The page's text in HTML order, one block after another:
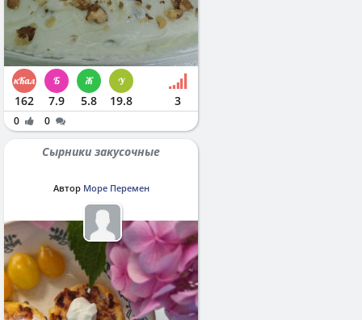
162 7.9 5.8 19.8 3
0 0
Сырники закусочные
Автор Море Перемен